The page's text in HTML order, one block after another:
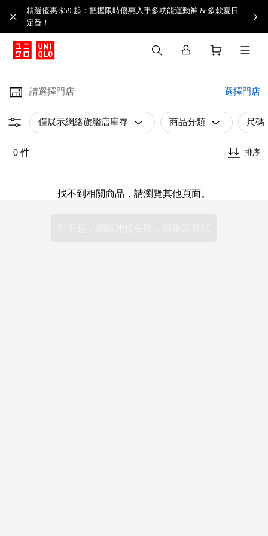
精選優惠 $59 起：把握限時優惠入手多功能運動褲 & 多款夏日
定番！​
請選擇門店 選擇門店
僅展示網絡旗艦店庫存 商品分類 尺碼
0 件 排序
找不到相關商品，請瀏覽其他頁面。